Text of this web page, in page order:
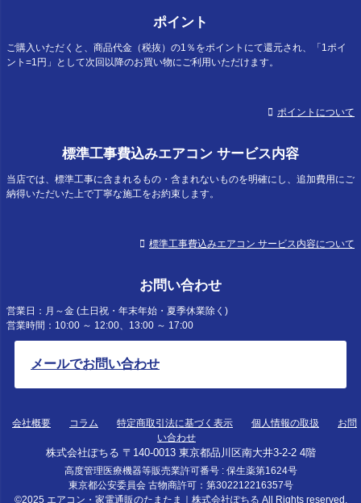
ポイント
ご購入いただくと、商品代金（税抜）の1％をポイントにて還元され、「1ポイ
ント=1円」として次回以降のお買い物にご利用いただけます。
ポイントについて
標準工事費込みエアコン サービス内容
当店では、標準工事に含まれるもの・含まれないものを明確にし、追加費用にご
納得いただいた上で丁寧な施工をお約束します。
標準工事費込みエアコン サービス内容について
お問い合わせ
営業日：月～金 (土日祝・年末年始・夏季休業除く)
営業時間：10:00 ～ 12:00、13:00 ～ 17:00
メールでお問い合わせ
会社概要 コラム 特定商取引法に基づく表示 個人情報の取扱
お問
い合わせ
株式会社ぽちる 〒140-0013 東京都品川区南大井3-2-2 4階
高度管理医療機器等販売業許可番号 : 保生薬第1624号
東京都公安委員会 古物商許可：第302212216357号
©2025 エアコン・家電通販のたまたま｜株式会社ぽちる All Rights reserved.